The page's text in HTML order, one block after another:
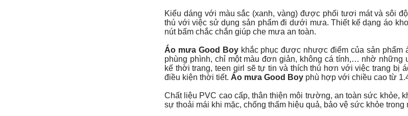
Kiểu dáng với màu sắc (xanh, vàng) được phối tươi mát và sôi
thú với việc sử dụng sản phẩm đi dưới mưa. Thiết kế dạng áo
nút bấm chắc chắn giúp che mưa an toàn.
Áo mưa Good Boykhắc phục được nhược điểm của sản phẩm
phùng phình, chỉ một màu đơn giản, không cá tính,… nhờ những
kế thời trang, teen girl sẽ tự tin và thích thú hơn với việc trang bị
điều kiện thời tiết. Áo mưa Good Boy phù hợp với chiều cao từ
Chất liệu PVC cao cấp, thân thiện môi trường, an toàn sức khỏe,
sự thoải mái khi mặc, chống thấm hiệu quả, bảo vệ sức khỏe